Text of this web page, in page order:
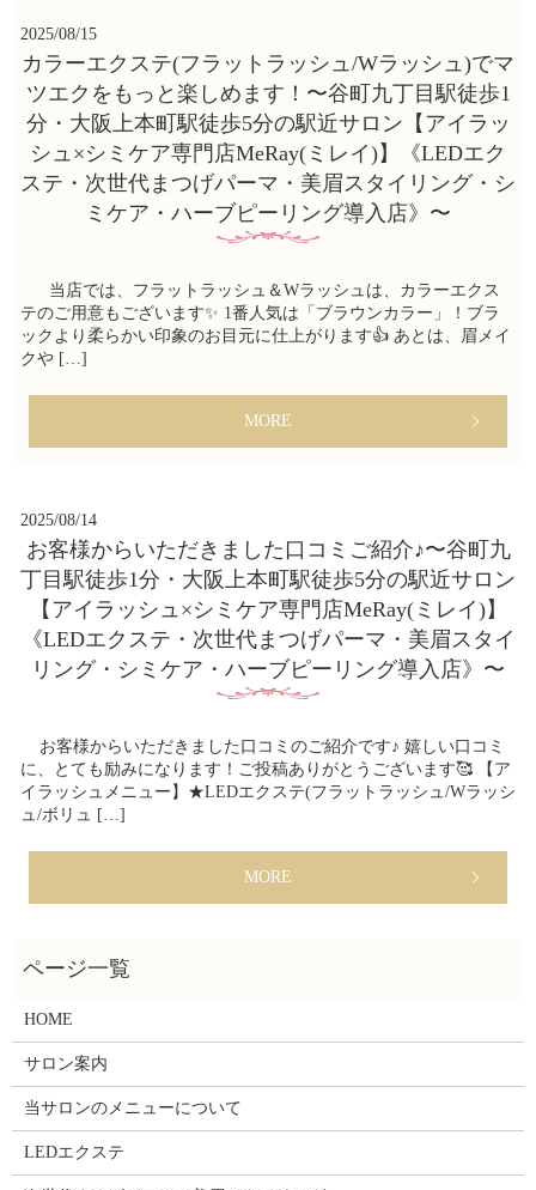
2025/08/15
カラーエクステ(フラットラッシュ/Wラッシュ)でマ
ツエクをもっと楽しめます！〜谷町九丁目駅徒歩1
分・大阪上本町駅徒歩5分の駅近サロン【アイラッ
シュ×シミケア専門店MeRay(ミレイ)】《LEDエク
ステ・次世代まつげパーマ・美眉スタイリング・シ
ミケア・ハーブピーリング導入店》〜
当店では、フラットラッシュ＆Wラッシュは、カラーエクス
テのご用意もございます✨ 1番人気は「ブラウンカラー」！ブラ
ックより柔らかい印象のお目元に仕上がります👍 あとは、眉メイ
クや […]
MORE
2025/08/14
お客様からいただきました口コミご紹介♪〜谷町九
丁目駅徒歩1分・大阪上本町駅徒歩5分の駅近サロン
【アイラッシュ×シミケア専門店MeRay(ミレイ)】
《LEDエクステ・次世代まつげパーマ・美眉スタイ
リング・シミケア・ハーブピーリング導入店》〜
お客様からいただきました口コミのご紹介です♪ 嬉しい口コミ
に、とても励みになります！ご投稿ありがとうございます🥰 【ア
イラッシュメニュー】★LEDエクステ(フラットラッシュ/Wラッシ
ュ/ボリュ […]
MORE
HOME
サロン案内
当サロンのメニューについて
LEDエクステ